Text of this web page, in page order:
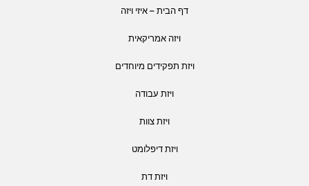
דף הבית – איזי ויזה
ויזה אמריקאית
ויזת תפקידים מיוחדים
ויזת עבודה
ויזת צוות
ויזת דיפלומט
ויזת דת